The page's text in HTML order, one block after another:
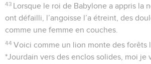
43 Lorsque le roi de Babylone a appris la
ont défailli, l’angoisse l’a étreint, des
comme une femme en couches.
44 Voici comme un lion monte des forêts
*Jourdain vers des enclos solides, moi je